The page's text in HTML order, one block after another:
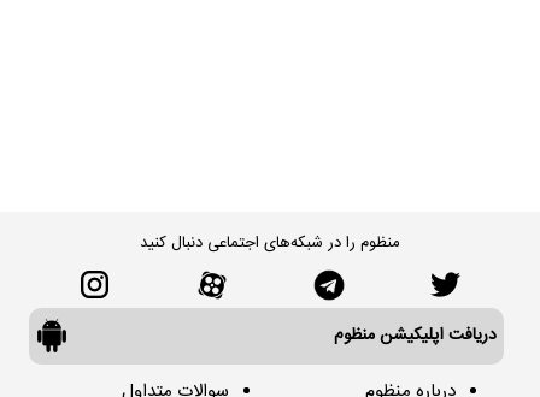
منظوم را در شبکه‌های اجتماعی دنبال کنید
دریافت اپلیکیشن منظوم